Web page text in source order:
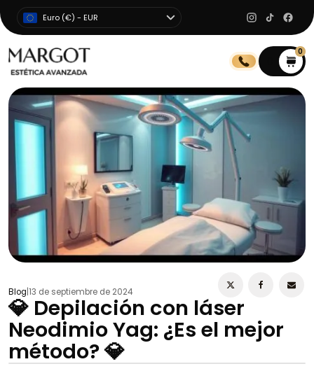
Euro (€) - EUR
0
Blog 13 de septiembre de 2024
💎 Depilación con láser
Neodimio Yag: ¿Es el mejor
método? 💎